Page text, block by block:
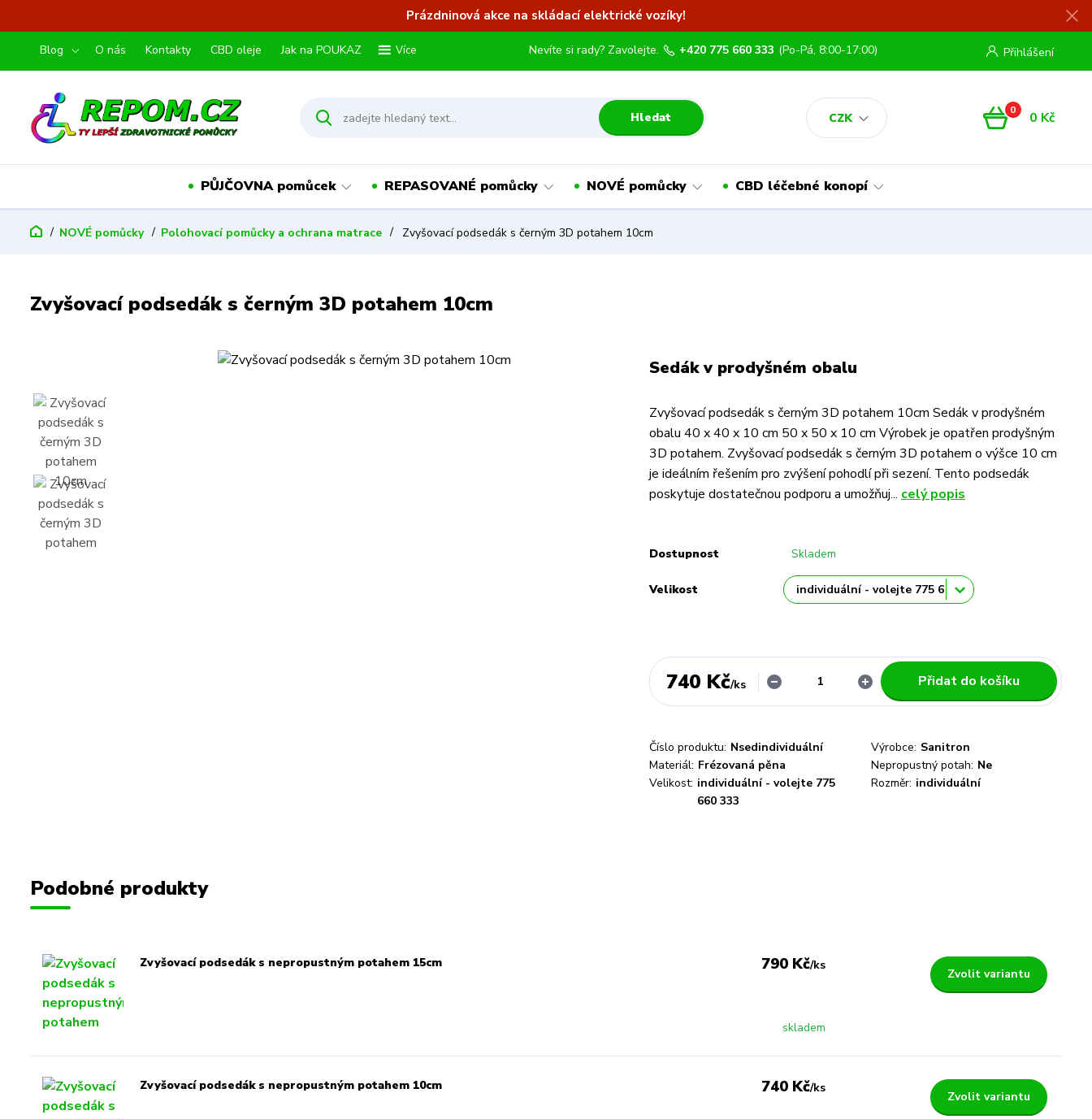
Prázdninová akce na skládací elektrické vozíky!
Blog O nás Kontakty CBD oleje Jak na POUKAZ Více
CZK
Přihlášení
Hledat
Nevíte si rady? Zavolejte. +420 775 660 333 (Po-Pá, 8:00-17:00)
0 0 Kč
PŮJČOVNA pomůcek REPASOVANÉ pomůcky NOVÉ pomůcky CBD léčebné konopí
NOVÉ pomůcky Polohovací pomůcky a ochrana matrace Zvyšovací podsedák s černým 3D potahem 10cm
Zvyšovací podsedák s černým 3D potahem 10cm
Sedák v prodyšném obalu
Zvyšovací podsedák s černým 3D potahem 10cm Sedák v prodyšném
obalu 40 x 40 x 10 cm 50 x 50 x 10 cm Výrobek je opatřen prodyšným
3D potahem. Zvyšovací podsedák s černým 3D potahem o výšce 10 cm
je ideálním řešením pro zvýšení pohodlí při sezení. Tento podsedák
poskytuje dostatečnou podporu a umožňuj... celý popis
Dostupnost Skladem
Velikost
740 Kč/ks Přidat do košíku
Číslo produktu: Nsedindividuální Výrobce: Sanitron
Materiál: Frézovaná pěna Nepropustný potah: Ne
Velikost: individuální - volejte 775
660 333
Rozměr: individuální
Podobné produkty
Zvyšovací podsedák s nepropustným potahem 15cm 790 Kč/ks
skladem
Zvolit variantu
Zvyšovací podsedák s nepropustným potahem 10cm 740 Kč/ks
Zvolit variantu